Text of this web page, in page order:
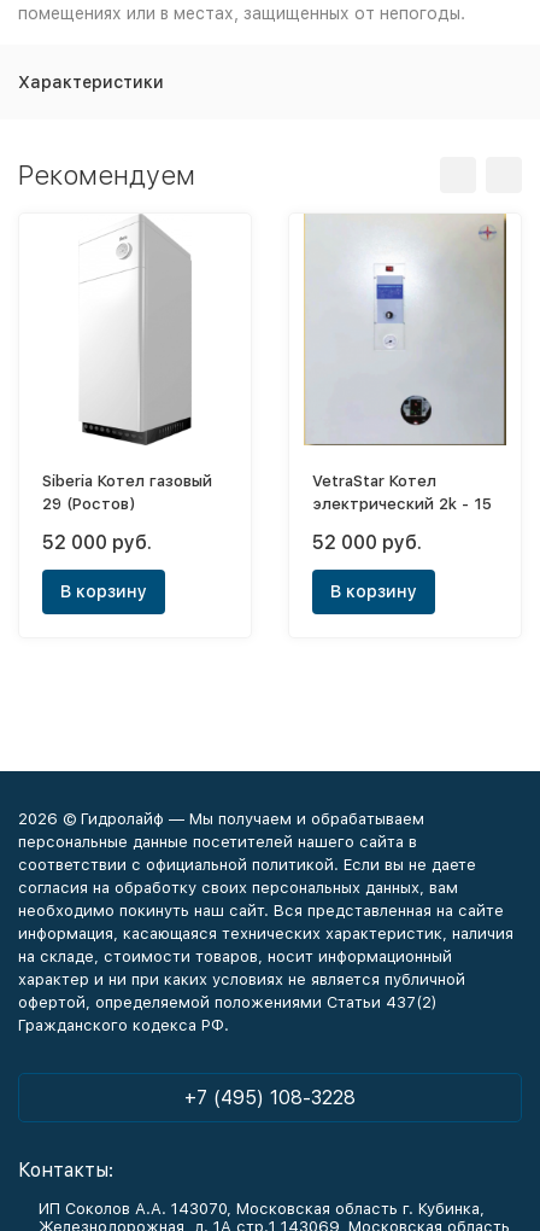
помещениях или в местах, защищенных от непогоды.
Характеристики
Рекомендуем
Siberia Котел газовый
29 (Ростов)
52 000 руб.
В корзину
VetraStar Котел
электрический 2k - 15
52 000 руб.
В корзину
2026 © Гидролайф — Мы получаем и обрабатываем
персональные данные посетителей нашего сайта в
соответствии с официальной политикой. Если вы не даете
согласия на обработку своих персональных данных, вам
необходимо покинуть наш сайт. Вся представленная на сайте
информация, касающаяся технических характеристик, наличия
на складе, стоимости товаров, носит информационный
характер и ни при каких условиях не является публичной
офертой, определяемой положениями Статьи 437(2)
Гражданского кодекса РФ.
+7 (495) 108-3228
Контакты:
ИП Соколов А.А. 143070, Московская область г. Кубинка,
Железнодорожная, д. 1А стр.1 143069, Московская область,